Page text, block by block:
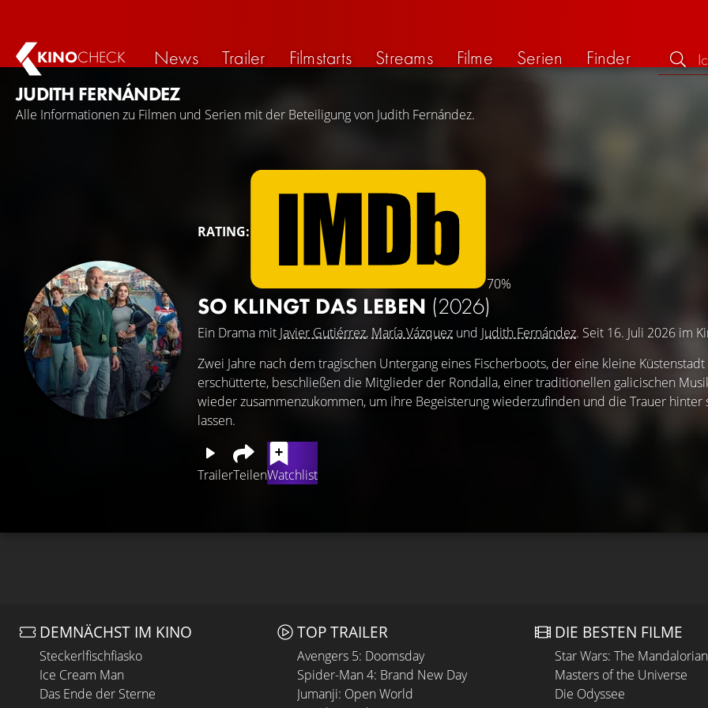
KINOCHECK News Trailer Filmstarts Streams Filme Serien
Finder
JUDITH FERNÁNDEZ
Alle Informationen zu Filmen und Serien mit der Beteiligung von Judith Fernández.
RATING:
70%
SO KLINGT DAS LEBEN (2026)
Ein Drama mit Javier Gutiérrez, María Vázquez und Judith Fernández. Seit 16. Juli 2026 im
TrailerTeilenWatchlist
Zwei Jahre nach dem tragischen Untergang eines Fischerboots, der eine kleine Küstenstadt
erschütterte, beschließen die Mitglieder der Rondalla, einer traditionellen galicischen
wieder zusammenzukommen, um ihre Begeisterung wiederzufinden und die Trauer hinter
lassen.
DEMNÄCHST IM KINO
Steckerlfischfiasko
Ice Cream Man
Das Ende der Sterne
TOP TRAILER
Avengers 5: Doomsday
Spider-Man 4: Brand New Day
Jumanji: Open World
DIE BESTEN FILME
Star Wars: The
Masters of the Universe
Die Odyssee